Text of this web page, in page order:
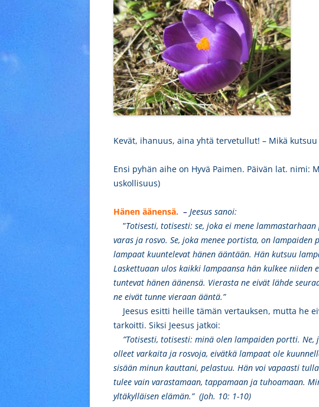
Kevät, ihanuus, aina yhtä tervetullut! – Mikä
Ensi pyhän aihe on Hyvä Paimen. Päivän lat. nimi:
uskollisuus)
Hänen äänensä. – Jeesus sanoi:
”Totisesti, totisesti: se, joka ei mene
varas ja rosvo. Se, joka menee portista, on
lampaat kuuntelevat hänen ääntään. Hän kutsuu
Laskettuaan ulos kaikki lampaansa hän kulkee niiden
tuntevat hänen äänensä. Vierasta ne eivät lähde
ne eivät tunne vieraan ääntä.”
Jeesus esitti heille tämän vertauksen, mutta he
tarkoitti. Siksi Jeesus jatkoi:
”Totisesti, totisesti: minä olen lampaiden portti.
olleet varkaita ja rosvoja, eivätkä lampaat ole
sisään minun kauttani, pelastuu. Hän voi vapaasti
tulee vain varastamaan, tappamaan ja tuhoamaan.
yltäkylläisen elämän.” (Joh. 10: 1-10)